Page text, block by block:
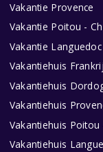
Vakantie Provence
Vakantie Poitou -
Vakantie Languedoc
Vakantiehuis
Vakantiehuis
Vakantiehuis
Vakantiehuis Poitou
Vakantiehuis